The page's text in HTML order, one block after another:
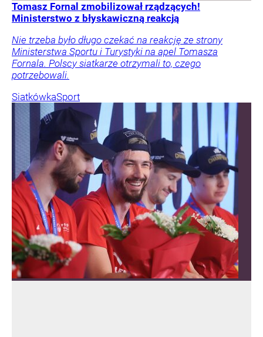
Tomasz Fornal zmobilizował rządzących!
Ministerstwo z błyskawiczną reakcją
Nie trzeba było długo czekać na reakcję ze strony
Ministerstwa Sportu i Turystyki na apel Tomasza
Fornala. Polscy siatkarze otrzymali to, czego
potrzebowali.
SiatkówkaSport